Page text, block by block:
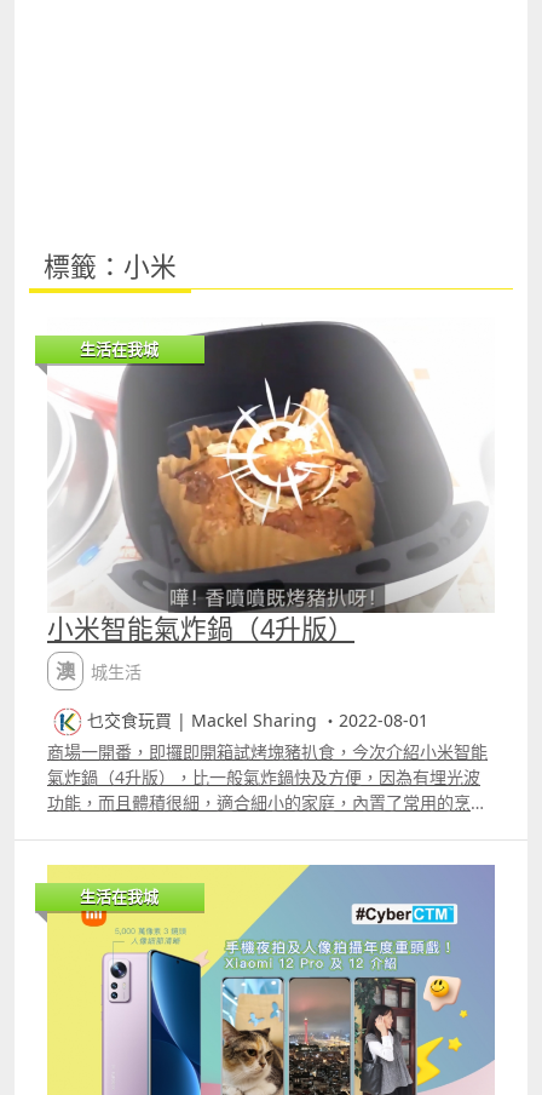
標籤：小米
生活在我城
小米智能氣炸鍋（4升版）
澳城生活
乜交食玩買 | Mackel Sharing ・2022-08-01
商場一開番，即攞即開箱試烤塊豬扒食，今次介紹小米智能
氣炸鍋（4升版），比一般氣炸鍋快及方便，因為有埋光波
功能，而且體積很細，適合細小的家庭，內置了常用的烹調
生活在我城